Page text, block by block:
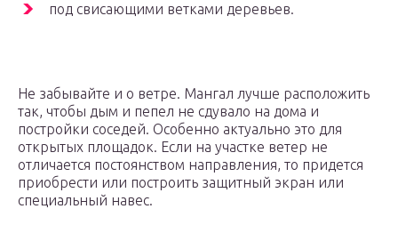
под свисающими ветками деревьев.
Не забывайте и о ветре. Мангал лучше расположить
так, чтобы дым и пепел не сдувало на дома и
постройки соседей. Особенно актуально это для
открытых площадок. Если на участке ветер не
отличается постоянством направления, то придется
приобрести или построить защитный экран или
специальный навес.